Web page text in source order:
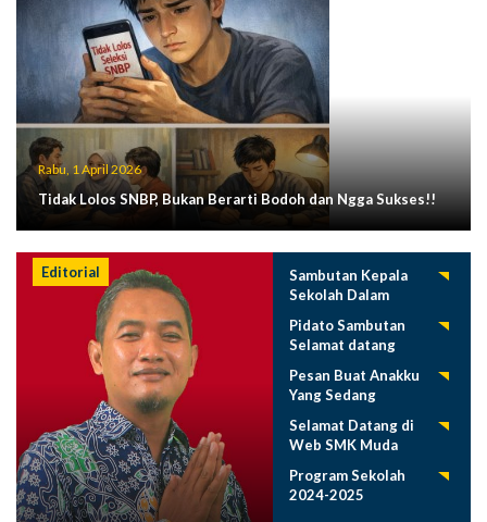
Rabu, 1 April 2026
Tidak Lolos SNBP, Bukan Berarti Bodoh dan Ngga Sukses!!
Editorial
Sambutan Kepala
Sekolah Dalam
Pelepasan Siswa
Tahun 2025
Pidato Sambutan
Selamat datang
Muda 2025-2026
Pesan Buat Anakku
Yang Sedang
Selamat Datang di
Web SMK Muda
Program Sekolah
2024-2025